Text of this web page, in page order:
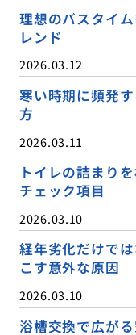
理想のバスタイ
レンド
2026.03.12
寒い時期に頻発
方
2026.03.11
トイレの詰まり
チェック項目
2026.03.10
経年劣化だけで
こす意外な原因
2026.03.10
浴槽交換で広が